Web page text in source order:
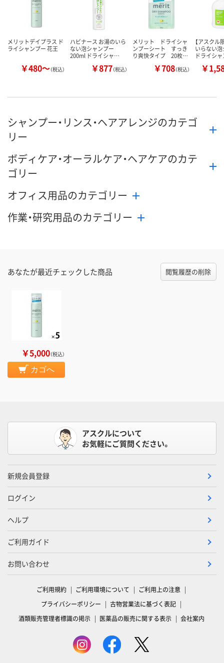
カゴへ カ
メリットデイプラス ド
ライシャンプー 花王
￥480～（税込）
ハビナース お湯のいら
ない泡シャンプー
200ml ドライシャ…
￥877（税込）
メリット ドライシャ
ンプーシート すっき
り爽快タイプ 20枚…
￥708（税込）
【アスクル
いらない
ドライシ
￥
シャンプー・リンス・ヘアアレンジのカテゴ
リー
ボディケア・オーラルケア・ヘアケアのカテ
ゴリー
オフィス用品のカテゴリー
作業・研究用品のカテゴリー
あなたが最近チェックした商品 閲覧履歴の削除
￥5,000（税込）
カゴへ
アスクルについて
お気軽にご質問ください。
新規会員登録
ログイン
ヘルプ
ご利用ガイド
お問い合わせ
ご利用規約 ご利用環境について
ご利用上の注意
プライバシーポリシー
古物営業法に基づく表記
酒類販売管理者標識の掲示
医薬品の販売に関する表示 会社案内